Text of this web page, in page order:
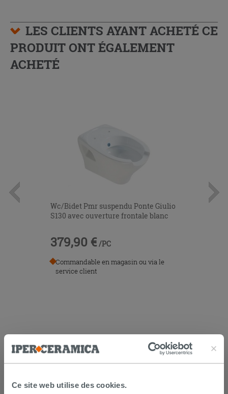
Ce site web utilise des cookies.
LES CLIENTS AYANT ACHETÉ CE
PRODUIT ONT ÉGALEMENT
ACHETÉ
Wc/Bidet Pmr suspendu Ponte Giulio
S130 avec ouverture frontale blanc
379,90 € /PC
Commandable en magasin ou via le
service client